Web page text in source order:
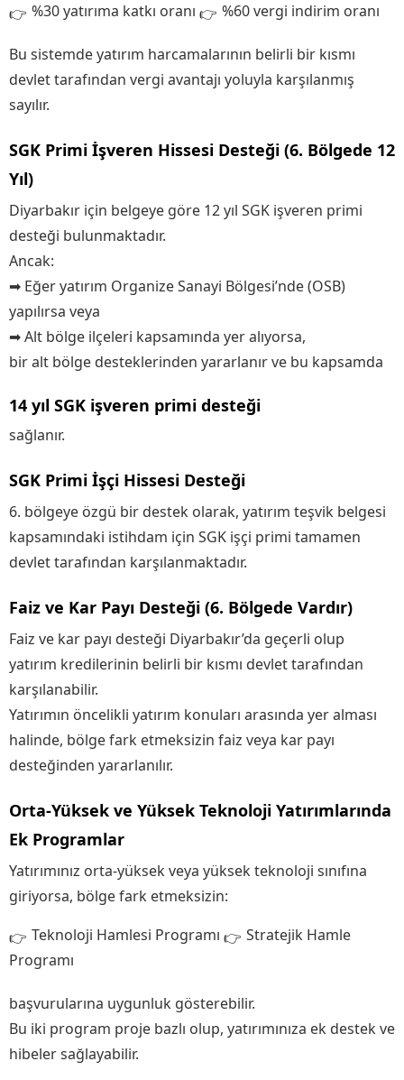
%30 yatırıma katkı oranı
%60 vergi indirim oranı
Bu sistemde yatırım harcamalarının belirli bir kısmı
devlet tarafından vergi avantajı yoluyla karşılanmış
sayılır.
SGK Primi İşveren Hissesi Desteği (6. Bölgede 12
Yıl)
Diyarbakır için belgeye göre 12 yıl SGK işveren primi
desteği bulunmaktadır.
Ancak:
➡ Eğer yatırım Organize Sanayi Bölgesi’nde (OSB)
yapılırsa veya
➡ Alt bölge ilçeleri kapsamında yer alıyorsa,
bir alt bölge desteklerinden yararlanır ve bu kapsamda
14 yıl SGK işveren primi desteği
sağlanır.
SGK Primi İşçi Hissesi Desteği
6. bölgeye özgü bir destek olarak, yatırım teşvik belgesi
kapsamındaki istihdam için SGK işçi primi tamamen
devlet tarafından karşılanmaktadır.
Faiz ve Kar Payı Desteği (6. Bölgede Vardır)
Faiz ve kar payı desteği Diyarbakır’da geçerli olup
yatırım kredilerinin belirli bir kısmı devlet tarafından
karşılanabilir.
Yatırımın öncelikli yatırım konuları arasında yer alması
halinde, bölge fark etmeksizin faiz veya kar payı
desteğinden yararlanılır.
Orta-Yüksek ve Yüksek Teknoloji Yatırımlarında
Ek Programlar
Yatırımınız orta-yüksek veya yüksek teknoloji sınıfına
giriyorsa, bölge fark etmeksizin:
Teknoloji Hamlesi Programı
Stratejik Hamle
Programı
başvurularına uygunluk gösterebilir.
Bu iki program proje bazlı olup, yatırımınıza ek destek ve
hibeler sağlayabilir.